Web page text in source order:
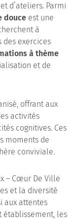
d’ateliers. Parmi
douce est une
à
exercices
à thème
et de
offrant aux
activités
cognitives. Ces
moments de
conviviale.
– Cœur De Ville
et la diversité
aux attentes
établissement, les